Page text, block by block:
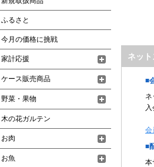
ネッ
■
ネ
会
■
本
ふるさと
今月の価格に挑戦
家計応援
ケース販売商品
野菜・果物
木の花ガルテン
お肉
お魚